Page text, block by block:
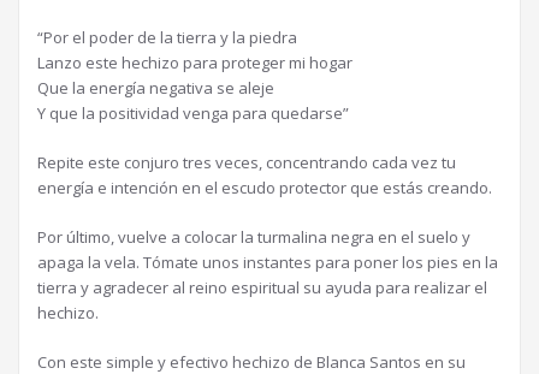
“Por el poder de la tierra y la piedra
Lanzo este hechizo para proteger mi hogar
Que la energía negativa se aleje
Y que la positividad venga para quedarse”
Repite este conjuro tres veces, concentrando cada vez tu
energía e intención en el escudo protector que estás creando.
Por último, vuelve a colocar la turmalina negra en el suelo y
apaga la vela. Tómate unos instantes para poner los pies en la
tierra y agradecer al reino espiritual su ayuda para realizar el
hechizo.
Con este simple y efectivo hechizo de Blanca Santos en su